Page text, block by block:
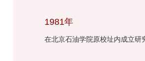
1981年
在北京石油学院原校址内成立研